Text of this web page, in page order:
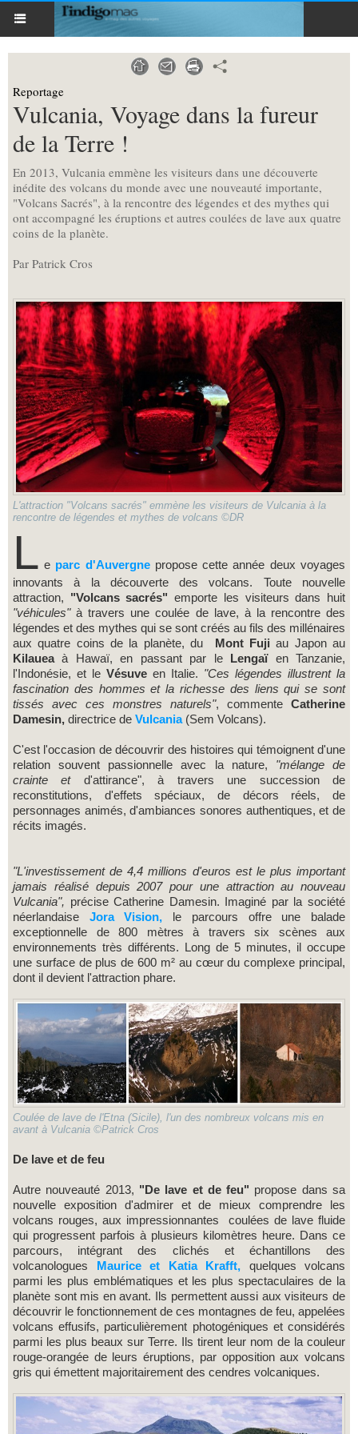
Reportage
Vulcania, Voyage dans la fureur
de la Terre !
En 2013, Vulcania emmène les visiteurs dans une découverte
inédite des volcans du monde avec une nouveauté importante,
"Volcans Sacrés", à la rencontre des légendes et des mythes qui
ont accompagné les éruptions et autres coulées de lave aux quatre
coins de la planète.
Par Patrick Cros
L'attraction "Volcans sacrés" emmène les visiteurs de Vulcania à la
rencontre de légendes et mythes de volcans ©DR
L e parc d'Auvergne propose cette année deux voyages
innovants à la découverte des volcans. Toute nouvelle
attraction, "Volcans sacrés" emporte les visiteurs dans huit
"véhicules"à travers une coulée de lave, à la rencontre des
légendes et des mythes qui se sont créés au fils des millénaires
aux quatre coins de la planète, du
Mont Fujiau Japon au
Kilaueaà Hawaï, en passant par leLengaïen Tanzanie,
l'Indonésie, et le Vésuve en Italie. "Ces légendes illustrent la
fascination des hommes et la richesse des liens qui se sont
tissés avec ces monstres naturels", commente Catherine
Damesin, directrice de Vulcania(Sem Volcans).
C'est l'occasion de découvrir des histoires qui témoignent d'une
relation souvent passionnelle avec la nature, "mélange de
crainte et d'attirance", à travers une succession de
reconstitutions, d'effets spéciaux, de décors réels, de
personnages animés, d'ambiances sonores authentiques, et de
récits imagés.
"L'investissement de 4,4 millions d'euros est le plus important
jamais réalisé depuis 2007 pour une attraction au nouveau
Vulcania", précise Catherine Damesin. Imaginé par la société
néerlandaise Jora Vision, le parcours offre une balade
exceptionnelle de 800 mètres à travers six scènes aux
environnements très différents. Long de 5 minutes, il occupe
une surface de plus de 600 m² au cœur du complexe principal,
dont il devient l'attraction phare.
Coulée de lave de l'Etna (Sicile), l'un des nombreux volcans mis en
avant à Vulcania ©Patrick Cros
De lave et de feu
Autre nouveauté 2013, "De lave et de feu" propose dans sa
nouvelle exposition d'admirer et de mieux comprendre les
volcans rouges, aux impressionnantes coulées de lave fluide
qui progressent parfois à plusieurs kilomètres heure. Dans ce
parcours, intégrant des clichés et échantillons des
volcanologues Maurice et Katia Krafft, quelques volcans
parmi les plus emblématiques et les plus spectaculaires de la
planète sont mis en avant. Ils permettent aussi aux visiteurs de
découvrir le fonctionnement de ces montagnes de feu, appelées
volcans effusifs, particulièrement photogéniques et considérés
parmi les plus beaux sur Terre. Ils tirent leur nom de la couleur
rouge-orangée de leurs éruptions, par opposition aux volcans
gris qui émettent majoritairement des cendres volcaniques.